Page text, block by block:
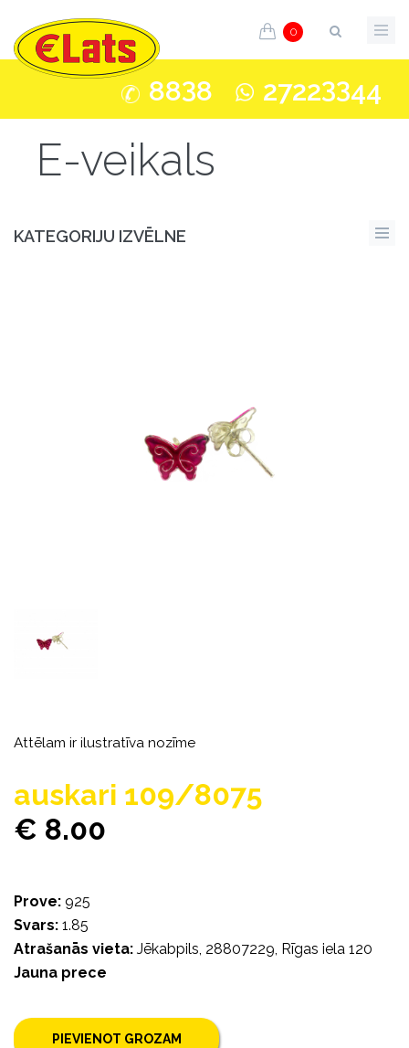
0
8838 27223344
E-veikals
KATEGORIJU IZVĒLNE
Attēlam ir ilustratīva nozīme
auskari 109/8075
€ 8.00
Prove: 925
Svars: 1.85
Atrašanās vieta: Jēkabpils, 28807229, Rīgas iela 120
Jauna prece
PIEVIENOT GROZAM